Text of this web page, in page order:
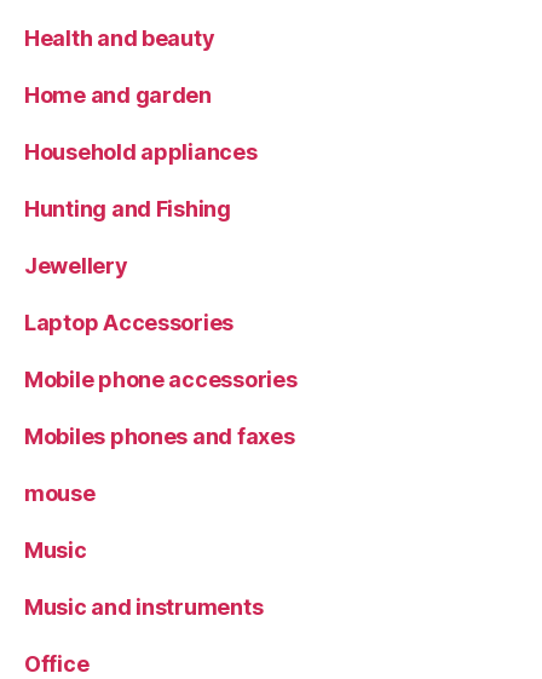
Health and beauty
Home and garden
Household appliances
Hunting and Fishing
Jewellery
Laptop Accessories
Mobile phone accessories
Mobiles phones and faxes
mouse
Music
Music and instruments
Office